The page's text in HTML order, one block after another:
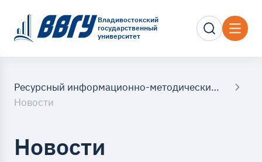
Владивостокский
государственный
университет
Ресурсный информационно-методический центр
Новости
Новости